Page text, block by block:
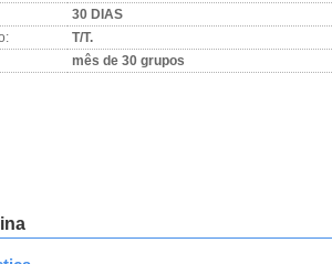
30 DIAS
T/T.
mês de 30 grupos